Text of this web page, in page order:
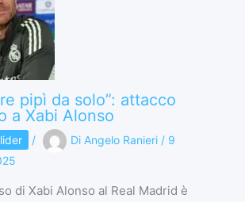
pipì da solo”: attacco
a Xabi Alonso
/ Di Angelo Ranieri / 9
di Xabi Alonso al Real Madrid è